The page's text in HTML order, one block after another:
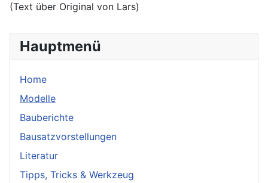
Hauptmenü
Home
Modelle
Bauberichte
Bausatzvorstellungen
Literatur
Tipps, Tricks & Werkzeug
(Text über Original von Lars)